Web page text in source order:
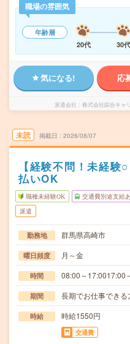
職場の雰囲気
年齢層
20代
30代
気になる! 応
派遣会社 株式会社綜合キャ
未読 掲載日 2026/08/07
【経験不問！未経験
払いOK
職種未経験OK 交通費別途支給
派遣
勤務地 群馬県高崎市
曜日頻度 月～金
時間 08:00～17:0017:00
期間 長期でお仕事できる
時給 時給1550円
交通費